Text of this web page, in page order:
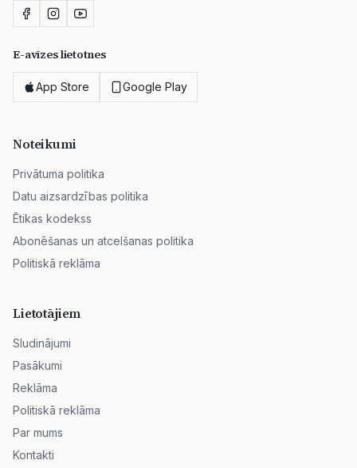
E-avīzes lietotnes
App Store Google Play
Noteikumi
Privātuma politika
Datu aizsardzības politika
Ētikas kodekss
Abonēšanas un atcelšanas politika
Politiskā reklāma
Lietotājiem
Sludinājumi
Pasākumi
Reklāma
Politiskā reklāma
Par mums
Kontakti